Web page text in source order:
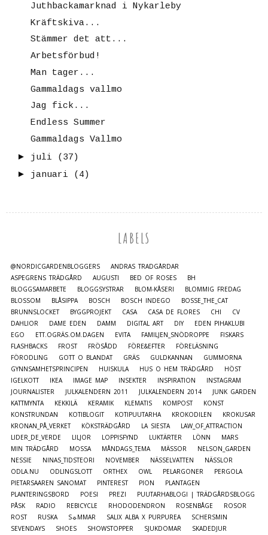
Juthbackamarknad i Nykarleby
Kräftskiva...
Stämmer det att...
Arbetsförbud!
Man tager...
Gammaldags vallmo
Jag fick...
Endless Summer
Gammaldags Vallmo
► juli
(37)
► januari (4)
LABELS
@NORDICGARDENBLOGGERS
ANDRAS TRÄDGÅRDAR
ASPEGRENS TRÄDGÅRD
AUGUSTI BED OF ROSES
BH
BLOGGSAMARBETE
BLOGGSYSTRAR BLOM-KÅSERI
BLOMMIG FREDAG
BLOSSOM
BLÅSIPPA BOSCH BOSCH INDEGO
BOSSE_THE_CAT
BRUNNSLOCKET
BYGGPROJEKT CASA CASA DE FLORES CHI
CV
DAHLIOR
DAME EDEN DAMM DIGITAL ART DIY
EDEN PIHAKLUBI
EGO
ETT.OGRÄS.OM.DAGEN EVITA FAMILJEN_SNÖDROPPE
FISKARS
FLASHBACKS
FROST FRÖSÅDD FÖRE&EFTER
FÖRELÄSNING
FÖRODLING
GOTT O BLANDAT GRÄS GULDKANNAN
GUMMORNA
GYNNSAMHETSPRINCIPEN
HUISKULA HUS O HEM TRÄDGÅRD
HÖST
IGELKOTT
IKEA IMAGE MAP INSEKTER INSPIRATION
INSTAGRAM
JOURNALISTER
JULKALENDERN 2011 JULKALENDERN 2014
JUNK GARDEN
KATTMYNTA
KEKKILÄ KERAMIK KLEMATIS KOMPOST
KONST
KONSTRUNDAN
KOTIBLOGIT KOTIPUUTARHA KROKODILEN
KROKUSAR
KRONAN_PÅ_VERKET
KÖKSTRÄDGÅRD LA SIESTA
LAW_OF_ATTRACTION
LIDER_DE_VERDE
LILJOR LOPPISFYND LUKTÄRTER LÖNN
MARS
MIN TRÄDGÅRD
MOSSA MÅNDAGS_TEMA MÄSSOR
NELSON_GARDEN
NESSIE
NINAS_TIDSTEORI NOVEMBER NÄSSELVATTEN
NÄSSLOR
ODLA.NU
ODLINGSLOTT ORTHEX OWL PELARGONER
PERGOLA
PIETARSAAREN SANOMAT
PINTEREST PION
PLANTAGEN
PLANTERINGSBORD
POESI PREZI
PUUTARHABLOGI | TRÄDGÅRDSBLOGG
PÅSK
RADIO REBICYCLE RHODODENDRON ROSENBÅGE
ROSOR
ROST
RUSKA S☼MMAR SALIX ALBA X PURPUREA
SCHERSMIN
SEVENDAYS
SHOES SHOWSTOPPER SJUKDOMAR
SKADEDJUR